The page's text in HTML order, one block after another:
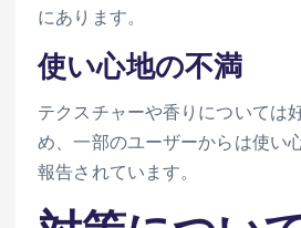
にあります。
使い心地の不満
テクスチャーや香りについては
め、一部のユーザーからは使い
報告されています。